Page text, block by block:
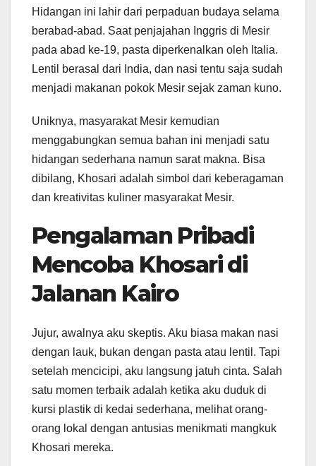
Hidangan ini lahir dari perpaduan budaya selama
berabad-abad. Saat penjajahan Inggris di Mesir
pada abad ke-19, pasta diperkenalkan oleh Italia.
Lentil berasal dari India, dan nasi tentu saja sudah
menjadi makanan pokok Mesir sejak zaman kuno.
Uniknya, masyarakat Mesir kemudian
menggabungkan semua bahan ini menjadi satu
hidangan sederhana namun sarat makna. Bisa
dibilang, Khosari adalah simbol dari keberagaman
dan kreativitas kuliner masyarakat Mesir.
Pengalaman Pribadi
Mencoba Khosari di
Jalanan Kairo
Jujur, awalnya aku skeptis. Aku biasa makan nasi
dengan lauk, bukan dengan pasta atau lentil. Tapi
setelah mencicipi, aku langsung jatuh cinta. Salah
satu momen terbaik adalah ketika aku duduk di
kursi plastik di kedai sederhana, melihat orang-
orang lokal dengan antusias menikmati mangkuk
Khosari mereka.